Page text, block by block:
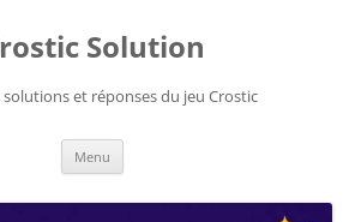
Solution
solutions et réponses du jeu Crostic
Menu